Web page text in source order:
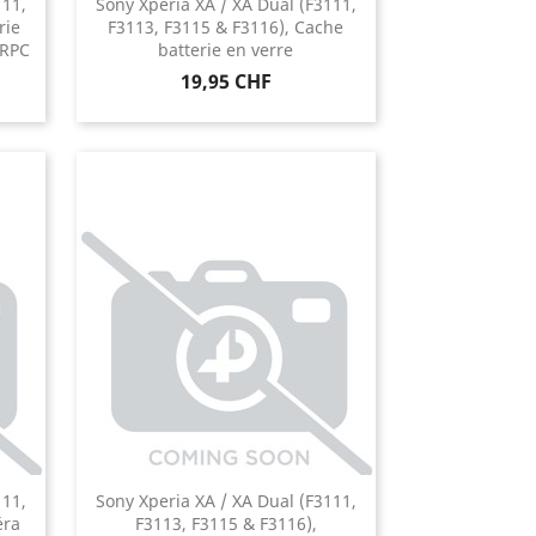
F3113, F3115 & F3116), Cache
batterie en verre
Prix
19,95 CHF
Sony Xperia XA / XA Dual (F3111,
F3113, F3115 & F3116),